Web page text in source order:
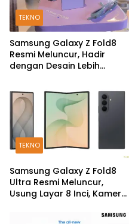
TEKNO
Samsung Galaxy Z Fold8
Resmi Meluncur, Hadir
dengan Desain Lebih
TEKNO
Samsung Galaxy Z Fold8
Ultra Resmi Meluncur,
Usung Layar 8 Inci, Kamera